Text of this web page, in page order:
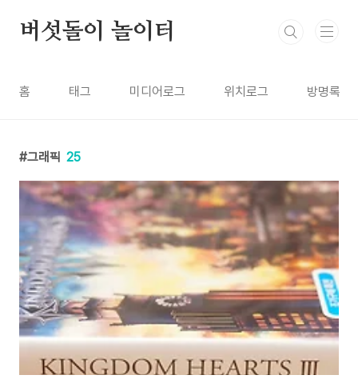
버섯돌이 놀이터
홈 태그 미디어로그 위치로그 방명록
그래픽 25